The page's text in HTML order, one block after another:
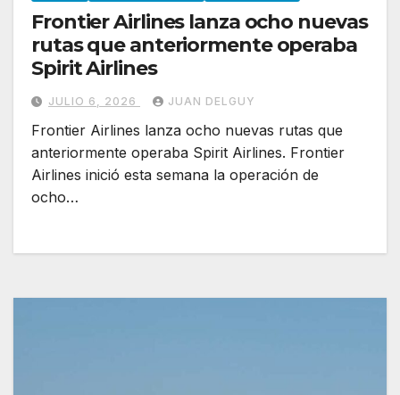
Frontier Airlines lanza ocho nuevas
rutas que anteriormente operaba
Spirit Airlines
JULIO 6, 2026 JUAN DELGUY
Frontier Airlines lanza ocho nuevas rutas que
anteriormente operaba Spirit Airlines. Frontier
Airlines inició esta semana la operación de
ocho…